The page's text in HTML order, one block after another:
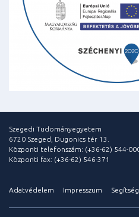
Szegedi Tudományegyetem
6720 Szeged, Dugonics tér 13.
Központi telefonszám: (+36-62) 544-
Központi fax: (+36-62) 546-371
Adatvédelem Impresszum Segítség